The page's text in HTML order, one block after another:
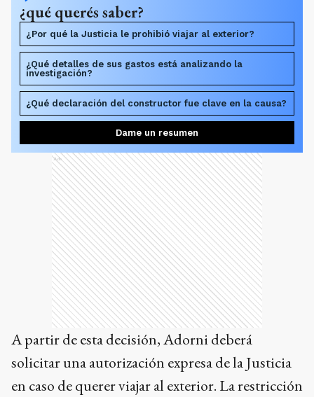
¿qué querés saber?
¿Por qué la Justicia le prohibió viajar al exterior?
¿Qué detalles de sus gastos está analizando la
investigación?
¿Qué declaración del constructor fue clave en la causa?
Dame un resumen
Ads
A partir de esta decisión, Adorni deberá
solicitar una autorización expresa de la Justicia
en caso de querer viajar al exterior. La restricción